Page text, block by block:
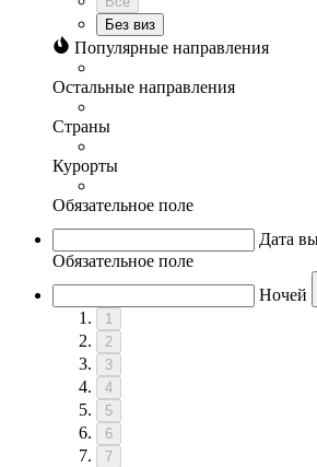
Без виз
Популярные направления
Остальные направления
Страны
Курорты
Обязательное поле
Дата
Обязательное поле
Ночей
1
2
3
4
5
6
7